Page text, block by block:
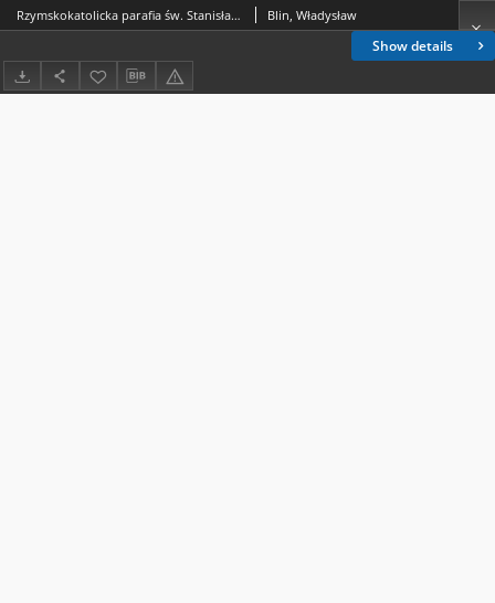
Show details
Rzymskokatolicka parafia św. Stanisława w Mohylewie w latach 1989–1999 Blin, Władysław